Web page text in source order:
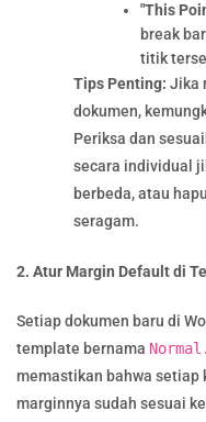
"This
break
titik
Tips Penting: Jika
dokumen,
Periksa dan
secara individual
berbeda, atau
seragam.
2. Atur Margin Default di
Setiap dokumen baru di
template bernama
memastikan bahwa setiap
marginnya sudah sesuai